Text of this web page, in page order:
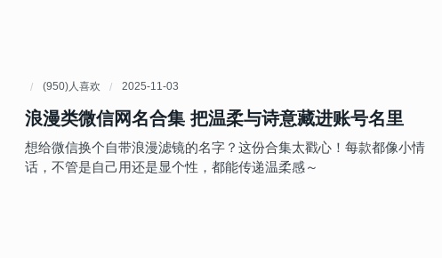
(950)人喜欢 2025-11-03
浪漫类微信网名合集 把温柔与诗意藏进账号名里
想给微信换个自带浪漫滤镜的名字？这份合集太戳心！每款都像小情
话，不管是自己用还是显个性，都能传递温柔感～